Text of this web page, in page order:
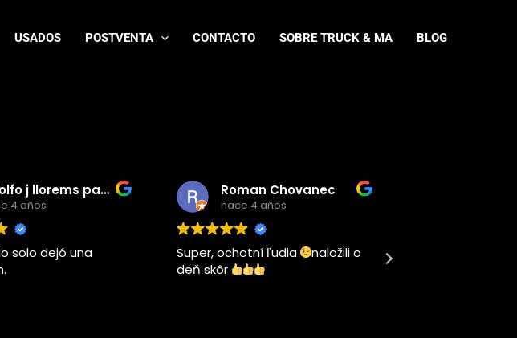
USADOS POSTVENTA CONTACTO SOBRE TRUCK & MA BLOG
Adolfo j llorems pastor Roman Chovanec
hace 4 años
Super, ochotní ľudia
naložili o
Este usuario solo dejó una
calificación.